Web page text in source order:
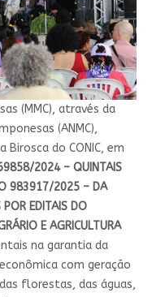
(MMC), através da
(ANMC),
do CONIC, em
2024 – QUINTAIS
983917/2025 – DA
EDITAIS DO
E AGRICULTURA
na garantia da
com geração
florestas, das águas,